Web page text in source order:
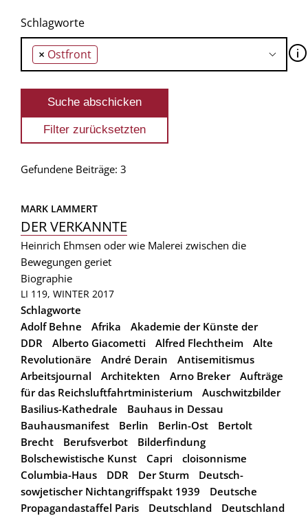
Schlagworte
× Ostfront 🛈
Gefundene Beiträge: 3
MARK LAMMERT
DER VERKANNTE
Heinrich Ehmsen oder wie Malerei zwischen die
Bewegungen geriet
Biographie
LI 119, WINTER 2017
Schlagworte
Adolf Behne
Afrika
Akademie der Künste der
DDR
Alberto Giacometti Alfred Flechtheim
Alte
Revolutionäre
André Derain
Antisemitismus
Arbeitsjournal
Architekten Arno Breker
Aufträge
für das Reichsluftfahrtministerium
Auschwitzbilder
Basilius-Kathedrale
Bauhaus in Dessau
Bauhausmanifest
Berlin Berlin-Ost
Bertolt
Brecht
Berufsverbot
Bilderfindung
Bolschewistische Kunst
Capri
cloisonnisme
Columbia-Haus
DDR Der Sturm
Deutsch-
sowjetischer Nichtangriffspakt 1939
Deutsche
Propagandastaffel Paris
Deutschland
Deutschland